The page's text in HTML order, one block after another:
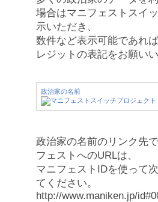
場合はマニフェストスイ
示いただき、
数件など表示可能であれ
レジットの表記をお願いい
政治家の名前
政治家の名前のリンク先
フェストへのURLは、
マニフェストIDを使って
てください。
http://www.maniken.jp/